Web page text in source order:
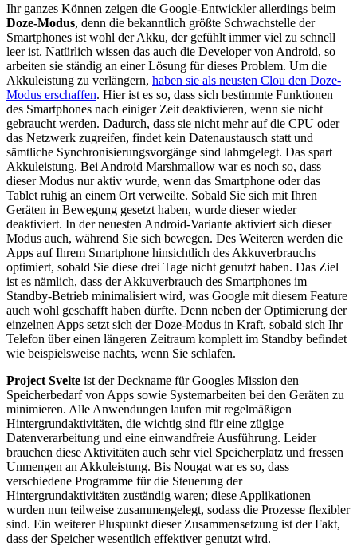
Ihr ganzes Können zeigen die Google-Entwickler allerdings beim
Doze-Modus, denn die bekanntlich größte Schwachstelle der
Smartphones ist wohl der Akku, der gefühlt immer viel zu schnell
leer ist. Natürlich wissen das auch die Developer von Android, so
arbeiten sie ständig an einer Lösung für dieses Problem. Um die
Akkuleistung zu verlängern, haben sie als neusten Clou den Doze-
Modus erschaffen. Hier ist es so, dass sich bestimmte Funktionen
des Smartphones nach einiger Zeit deaktivieren, wenn sie nicht
gebraucht werden. Dadurch, dass sie nicht mehr auf die CPU oder
das Netzwerk zugreifen, findet kein Datenaustausch statt und
sämtliche Synchronisierungsvorgänge sind lahmgelegt. Das spart
Akkuleistung. Bei Android Marshmallow war es noch so, dass
dieser Modus nur aktiv wurde, wenn das Smartphone oder das
Tablet ruhig an einem Ort verweilte. Sobald Sie sich mit Ihren
Geräten in Bewegung gesetzt haben, wurde dieser wieder
deaktiviert. In der neuesten Android-Variante aktiviert sich dieser
Modus auch, während Sie sich bewegen. Des Weiteren werden die
Apps auf Ihrem Smartphone hinsichtlich des Akkuverbrauchs
optimiert, sobald Sie diese drei Tage nicht genutzt haben. Das Ziel
ist es nämlich, dass der Akkuverbrauch des Smartphones im
Standby-Betrieb minimalisiert wird, was Google mit diesem Feature
auch wohl geschafft haben dürfte. Denn neben der Optimierung der
einzelnen Apps setzt sich der Doze-Modus in Kraft, sobald sich Ihr
Telefon über einen längeren Zeitraum komplett im Standby befindet
wie beispielsweise nachts, wenn Sie schlafen.
Project Svelte ist der Deckname für Googles Mission den
Speicherbedarf von Apps sowie Systemarbeiten bei den Geräten zu
minimieren. Alle Anwendungen laufen mit regelmäßigen
Hintergrundaktivitäten, die wichtig sind für eine zügige
Datenverarbeitung und eine einwandfreie Ausführung. Leider
brauchen diese Aktivitäten auch sehr viel Speicherplatz und fressen
Unmengen an Akkuleistung. Bis Nougat war es so, dass
verschiedene Programme für die Steuerung der
Hintergrundaktivitäten zuständig waren; diese Applikationen
wurden nun teilweise zusammengelegt, sodass die Prozesse flexibler
sind. Ein weiterer Pluspunkt dieser Zusammensetzung ist der Fakt,
dass der Speicher wesentlich effektiver genutzt wird.